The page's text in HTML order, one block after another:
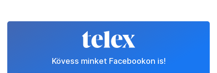
Kövess minket Facebookon is!